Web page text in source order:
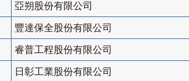
亞朔股份有限公司
豐達保全股份有限公司
睿普工程股份有限公司
日彰工業股份有限公司